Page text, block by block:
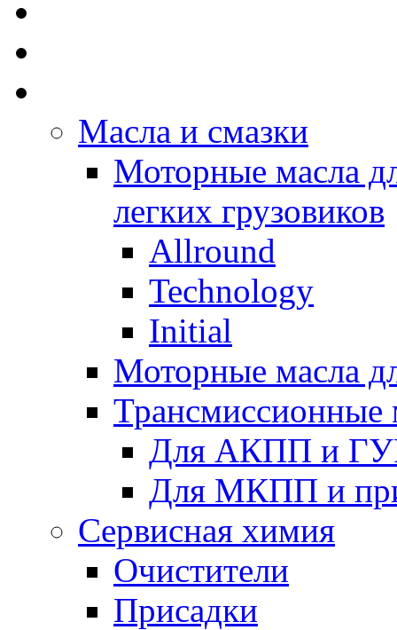
Масла и смазки
Моторные масла
легких грузовиков
Allround
Technology
Initial
Моторные масла
Трансмиссионные
Для АКПП и
Для МКПП и
Сервисная химия
Очистители
Присадки